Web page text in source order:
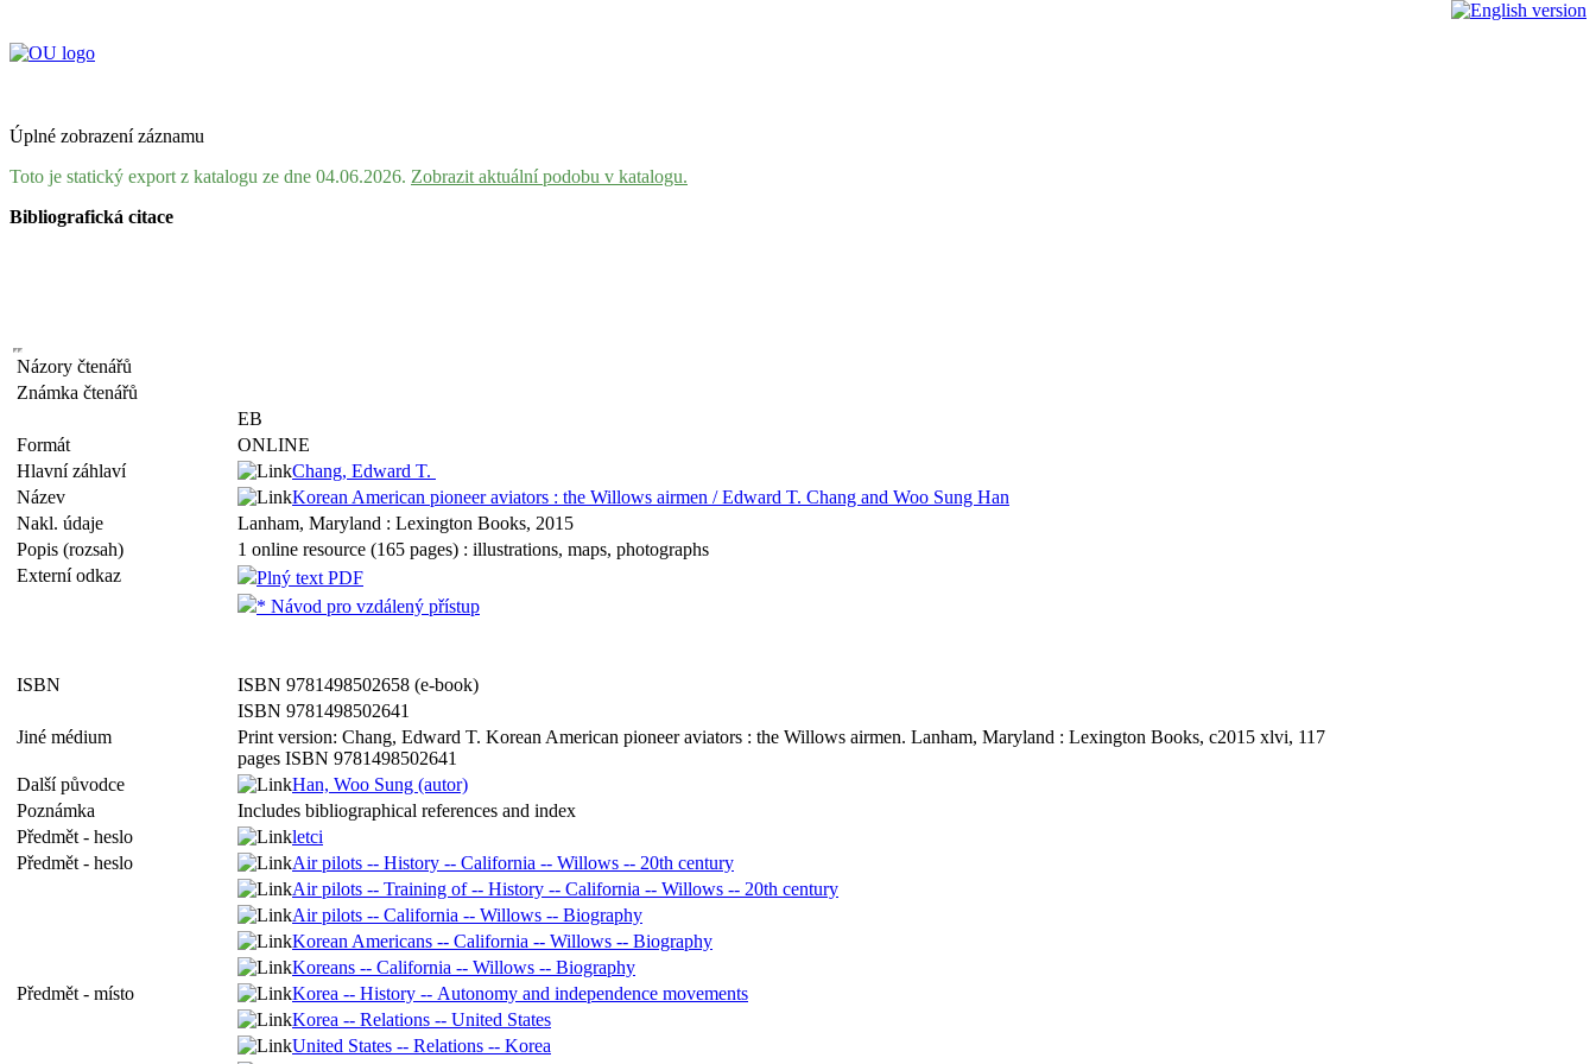
Úplné zobrazení záznamu
Toto je statický export z katalogu ze dne 04.06.2026. Zobrazit aktuální podobu v katalogu.
Bibliografická citace
Názory čtenářů
Známka čtenářů
EB
Formát
ONLINE
Hlavní záhlaví
Chang, Edward T.
Název
Korean American pioneer aviators : the Willows airmen / Edward T. Chang and Woo Sung Han
Nakl. údaje
Lanham, Maryland : Lexington Books, 2015
Popis (rozsah)
1 online resource (165 pages) : illustrations, maps, photographs
Externí odkaz
Plný text PDF
* Návod pro vzdálený přístup
ISBN
ISBN 9781498502658 (e-book)
ISBN 9781498502641
Jiné médium
Print version: Chang, Edward T. Korean American pioneer aviators : the Willows airmen. Lanham, Maryland : Lexington Books, c2015 xlvi, 117
pages ISBN 9781498502641
Další původce
Han, Woo Sung (autor)
Poznámka
Includes bibliographical references and index
Předmět - heslo
letci
Předmět - heslo
Air pilots -- History -- California -- Willows -- 20th century
Air pilots -- Training of -- History -- California -- Willows -- 20th century
Air pilots -- California -- Willows -- Biography
Korean Americans -- California -- Willows -- Biography
Koreans -- California -- Willows -- Biography
Předmět - místo
Korea -- History -- Autonomy and independence movements
Korea -- Relations -- United States
United States -- Relations -- Korea